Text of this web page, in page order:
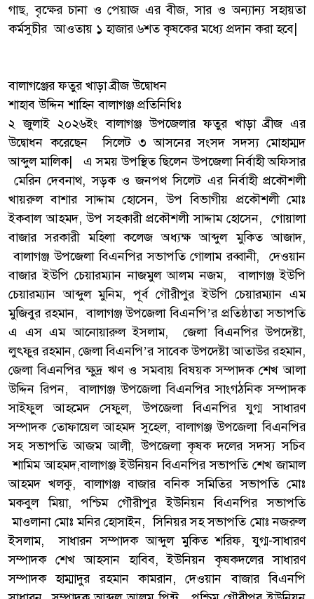
গাছ, বৃক্ষের চানা ও পেয়াজ এর বীজ, সার ও অন্যান্য সহায়তা
কর্মসুচীর আওতায় ১ হাজার ৬শত কৃষকের মধ্যে প্রদান করা হবে|
বালাগঞ্জের ফতুর খাড়া ব্রীজ উদ্বোধন
শাহাব উদ্দিন শাহিন বালাগঞ্জ প্রতিনিধিঃ
২ জুলাই ২০২৬ইং বালাগঞ্জ উপজেলার ফতুর খাড়া ব্রীজ এর
উদ্বোধন করেছেন সিলেট ৩ আসনের সংসদ সদস্য মোহাম্মদ
আব্দুল মালিক| এ সময় উপস্থিত ছিলেন উপজেলা নির্বাহী অফিসার
মেরিন দেবনাথ, সড়ক ও জনপথ সিলেট এর নির্বাহী প্রকৌশলী
খায়রুল বাশার সাদ্দাম হোসেন, উপ বিভাগীয় প্রকৌশলী মোঃ
ইকবাল আহমদ, উপ সহকারী প্রকৌশলী সাদ্দাম হোসেন, গোয়ালা
বাজার সরকারী মহিলা কলেজ অধ্যক্ষ আব্দুল মুকিত আজাদ,
বালাগঞ্জ উপজেলা বিএনপির সভাপতি গোলাম রব্বানী, দেওয়ান
বাজার ইউপি চেয়ারম্যান নাজমুল আলম নজম, বালাগঞ্জ ইউপি
চেয়ারম্যান আব্দুল মুনিম, পূর্ব গৌরীপুর ইউপি চেয়ারম্যান এম
মুজিবুর রহমান, বালাগঞ্জ উপজেলা বিএনপি’র প্রতিষ্ঠাতা সভাপতি
এ এস এম আনোয়ারুল ইসলাম, জেলা বিএনপির উপদেষ্টা,
লুৎফুর রহমান, জেলা বিএনপি’র সাবেক উপদেষ্টা আতাউর রহমান,
জেলা বিএনপির ক্ষুদ্র ঋণ ও সমবায় বিষয়ক সম্পাদক শেখ আলা
উদ্দিন রিপন, বালাগঞ্জ উপজেলা বিএনপির সাংগঠনিক সম্পাদক
সাইফুল আহমেদ সেফুল, উপজেলা বিএনপির যুগ্ম সাধারণ
সম্পাদক তোফায়েল আহমদ সুহেল, বালাগঞ্জ উপজেলা বিএনপির
সহ সভাপতি আজম আলী, উপজেলা কৃষক দলের সদস্য সচিব
শামিম আহমদ,বালাগঞ্জ ইউনিয়ন বিএনপির সভাপতি শেখ জামাল
আহমদ খলকু, বালাগঞ্জ বাজার বনিক সমিতির সভাপতি মোঃ
মকবুল মিয়া, পশ্চিম গৌরীপুর ইউনিয়ন বিএনপির সভাপতি
মাওলানা মোঃ মনির হোসাইন, সিনিয়র সহ সভাপতি মোঃ নজরুল
ইসলাম, সাধারন সম্পাদক আব্দুল মুকিত শরিফ, যুগ্ম-সাধারণ
সম্পাদক শেখ আহসান হাবিব, ইউনিয়ন কৃষকদলের সাধারণ
সম্পাদক হাম্মাদুর রহমান কামরান, দেওয়ান বাজার বিএনপি